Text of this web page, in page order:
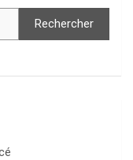
Rechercher